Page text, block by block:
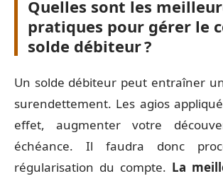
Quelles sont les
pratiques pour gérer le
solde débiteur ?
Un solde débiteur peut entraîner
surendettement. Les agios
effet, augmenter votre
échéance. Il faudra donc
régularisation du compte. La